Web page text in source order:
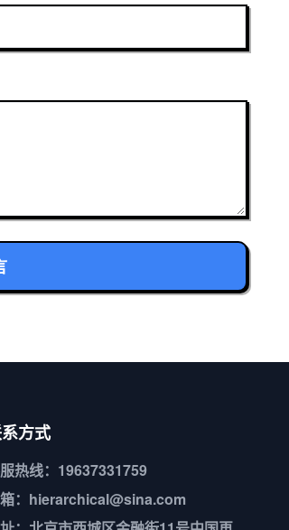
方式
热线：19637331759
：hierarchical@sina.com